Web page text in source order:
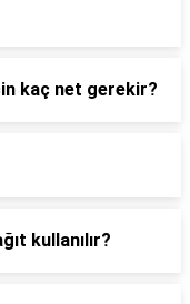
kaç net gerekir?
kullanılır?